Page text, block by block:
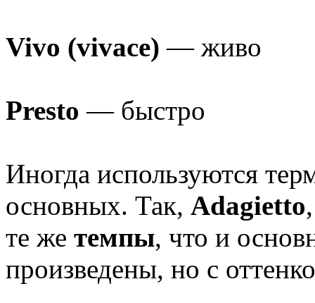
Vivo (vivace)— живо
Presto— быстро
Иногда используются
основных. Так, Adagietto
те же темпы, что и
произведены, но с